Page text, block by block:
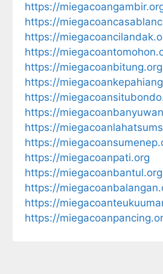
https://
https://
https://
https://
https://miegacoanbitung.org
https://
https://
https://
https://
https://
https://miegacoanpati.org
https://miegacoanbantul.org
https://
https://
https://